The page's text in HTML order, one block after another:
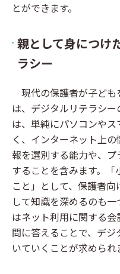
とができます。
親として身につけ
ラシー
現代の保護者が子ども
は、デジタルリテラシ
は、単純にパソコンや
く、インターネット上
報を選別する能力や、
することを含みます。
こと」として、保護者
して知識を深めるのも
はネット利用に関する
問に答えることで、デ
いていくことが求められ